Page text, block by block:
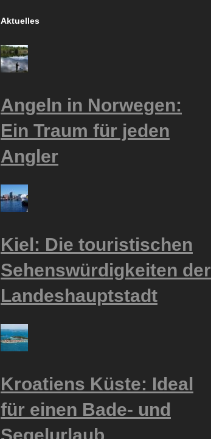
Aktuelles
Angeln in Norwegen:
Ein Traum für jeden
Angler
Kiel: Die touristischen
Sehenswürdigkeiten der
Landeshauptstadt
Kroatiens Küste: Ideal
für einen Bade- und